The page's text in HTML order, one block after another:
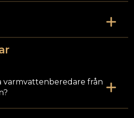
varmvattenberedare från